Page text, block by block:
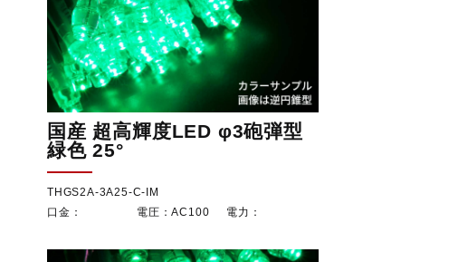
THGS2A-3A25-C-IM
国産 超高輝度LED φ3砲弾型
緑色 25°
AC100